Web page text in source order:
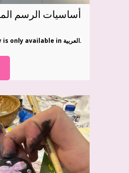
(العربية) أساسيات الرسم
Sorry, this entry is only available in العربية.